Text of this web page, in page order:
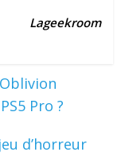
Lageekroom
Pro ?
d’horreur